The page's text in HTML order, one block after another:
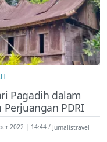
Pagadih dalam
Perjuangan PDRI
2022 | 14:44 Jurnalistravel